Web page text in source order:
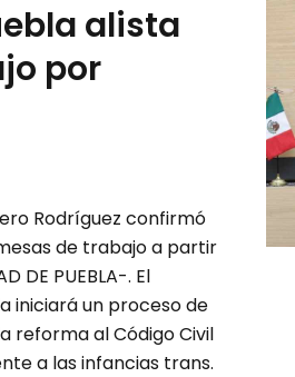
alista
por
Rodríguez confirmó
de trabajo a partir
DE PUEBLA-. El
iniciará un proceso de
reforma al Código Civil
a las infancias trans.